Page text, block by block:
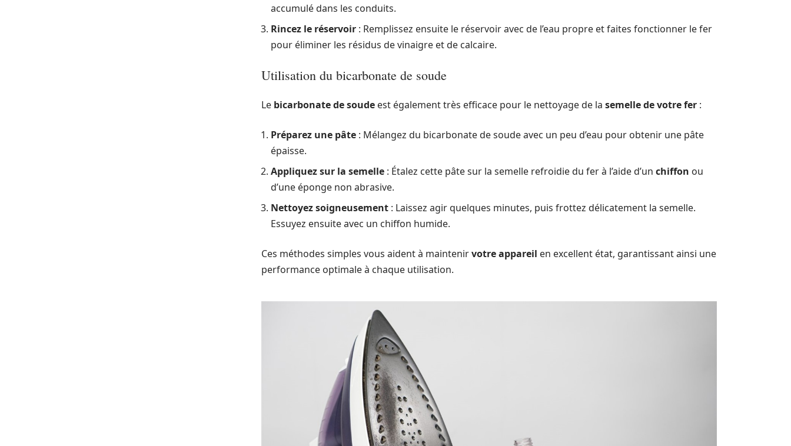
accumulé dans les conduits.
Rincez le réservoir : Remplissez ensuite le réservoir avec de l’eau propre et faites fonctionner le fer
pour éliminer les résidus de vinaigre et de calcaire.
Utilisation du bicarbonate de soude
Le bicarbonate de soude est également très efficace pour le nettoyage de la semelle de votre fer :
Préparez une pâte : Mélangez du bicarbonate de soude avec un peu d’eau pour obtenir une pâte
épaisse.
Appliquez sur la semelle : Étalez cette pâte sur la semelle refroidie du fer à l’aide d’un chiffon ou
d’une éponge non abrasive.
Nettoyez soigneusement : Laissez agir quelques minutes, puis frottez délicatement la semelle.
Essuyez ensuite avec un chiffon humide.
Ces méthodes simples vous aident à maintenirvotre appareil en excellent état, garantissant ainsi une
performance optimale à chaque utilisation.